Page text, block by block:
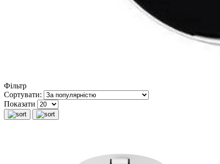
Фільтр
Сортувати:
Показати